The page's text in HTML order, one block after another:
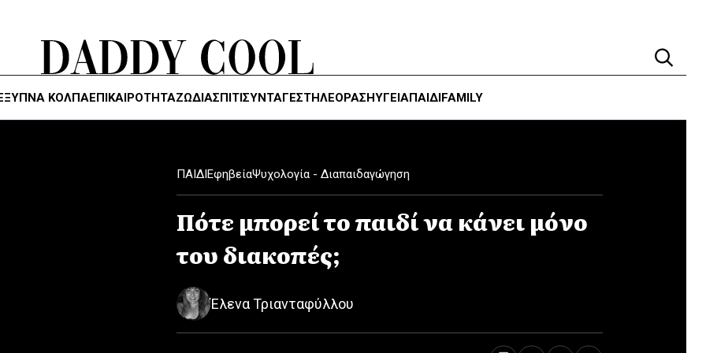
ΚΌΛΠΑΕΠΙΚΑΙΡΟΤΗΤΑΖΏΔΙΑΣΠΙΤΙΣΥΝΤΑΓΕΣΤΗΛΕΌΡΑΣΗΥΓΕΊΑΠΑΙΔΙFAMILY
ΠΑΙΔΙΕφηβείαΨυχολογία - Διαπαιδαγώγηση
Πότε μπορεί το παιδί να κάνει μόνο
του διακοπές;
Έλενα Τριανταφύλλου